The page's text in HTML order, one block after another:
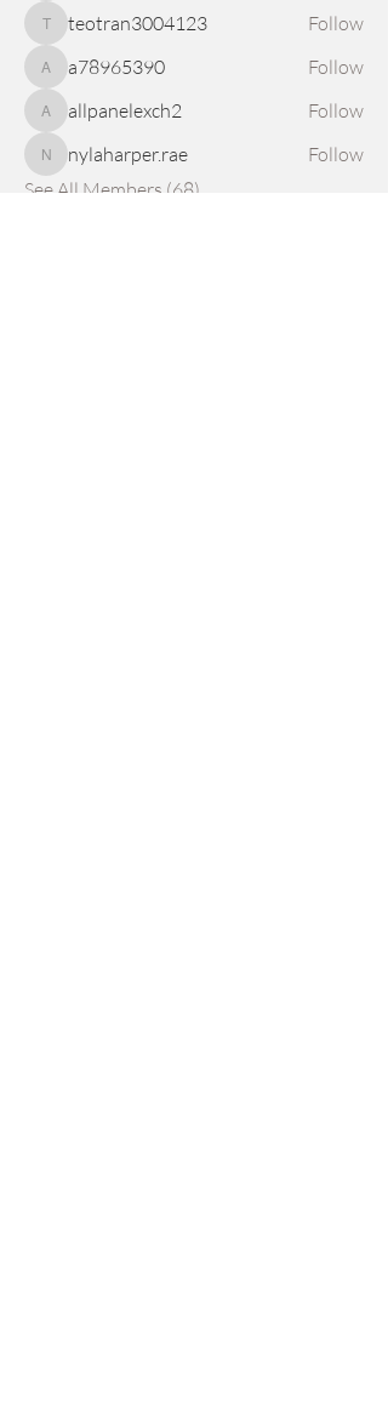
teotran3004123
teotran3004123 Follow
a78965390
a78965390 Follow
allpanelexch2
allpanelexch2 Follow
nylaharper.rae
nylaharper.rae
Follow
See All Members (68)